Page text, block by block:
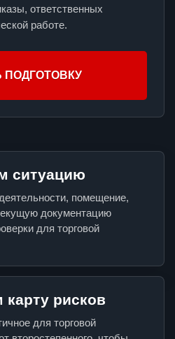
ответственных
работе.
ПОДГОТОВКУ
ситуацию
помещение,
документацию
для торговой
рисков
для торговой